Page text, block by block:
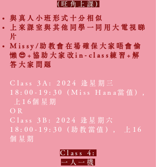
(旺角上課)
與真人小班形式十分相似
上來課室與其他同學一同用大電視睇
片
Missy/助教會在場確保大家唔會偷
懶😎+協助大家改in-class練習+解
答大家問題
Class 3A: 2024 逢星期三
18:00-19:30 (Miss Hana當值) ,
上16個星期
OR
Class 3B: 2024 逢星期六
18:00-19:30 (助教當值) , 上16
個星期
Class 4:
一人一機